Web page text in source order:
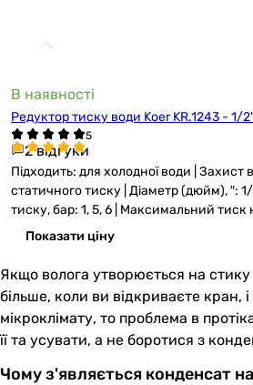
В наявності
Редуктор тиску води Koer KR.1243 - 1/
2 відгуки
Підходить: для холодної води | Захист
статичного тиску | Діаметр (дюйм), ″:
тиску, бар: 1, 5, 6 | Максимальний тиск
Показати ціну
Якщо волога утворюється на стику
більше, коли ви відкриваєте кран,
мікроклімату, то проблема в
її та усувати, а не боротися з
Чому з'являється конденсат